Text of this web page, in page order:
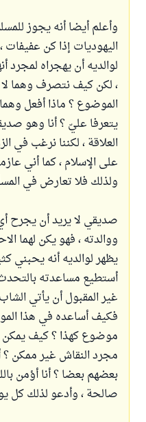
وأعلم أيضا أنه يجوز
اليهوديات إذا كن عفيفات
لوالديه أن يهجراه لمجرد
، لكن كيف نتصرف وهما
الموضوع ؟ ماذا أفعل
يتعرفا عليّ ؟ أنا وهو
العلاقة ، لكننا نرغب في
على الإسلام ، كما أني
ولذلك فلا تعارض في
صديقي لا يريد أن
ووالدته ، فهو يكن لهما
يظهر لوالديه أنه يحبني
أستطيع مساعدته
غير المقبول أن يأتي
فكيف أساعده في هذا
موضوع كهذا ؟ كيف يمكن
مجرد النقاش غير ممكن ؟
بعضهم بعضا ؟ أنا أؤمن
صالحة ، وأدعو لذلك كل